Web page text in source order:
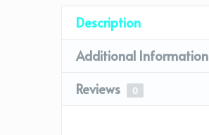
Description
Additional Information
Reviews
0